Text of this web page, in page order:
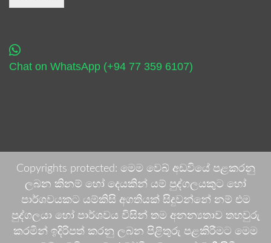
Chat on WhatsApp (+94 77 359 6107)
Copyrights protected: මෙම වෙබ් අඩවියේ පළකරනු
ලබන කිනම් හෝ දෙයකින් යම් පුද්ගලයකුට හෝ
පාර්ශවයකට යම්කිසි අගතියක් සිදුවන්නේ නම් එම
පුද්ගලයා හෝ පාර්ශවය විසින් තම අනන්‍යතාව තහවුරු
කරමින් ඉදිරිපත් කරනු ලබන පිළිතුරු පළකිරීමට මෙම